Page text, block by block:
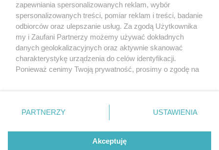
O FIRMIE POLITYKA PRYWATNOŚCI HOSTING
REKLAMA WSPÓŁPRACA RSS FACEBOOK KONTAKT
Nasze serwisy
Aktualności
Tcz24
Historia miasta
Muzyka i kultura
Archiwum wydarzeń
Zdjęcia miasta
zapewniania spersonalizowanych reklam, wybór
spersonalizowanych treści, pomiar reklam i treści, badanie
odbiorców oraz ulepszanie usług. Za zgodą Użytkownika
my i Zaufani Partnerzy możemy używać dokładnych
danych geolokalizacyjnych oraz aktywnie skanować
charakterystykę urządzenia do celów identyfikacji.
Ponieważ cenimy Twoją prywatność, prosimy o zgodę na
znajdujący się w lewym dolnym rogu strony
. Niektóre
przetwarzaniu. Preferencje będą miały zastosowania tylko
PARTNERZY USTAWIENIA
Akceptuję